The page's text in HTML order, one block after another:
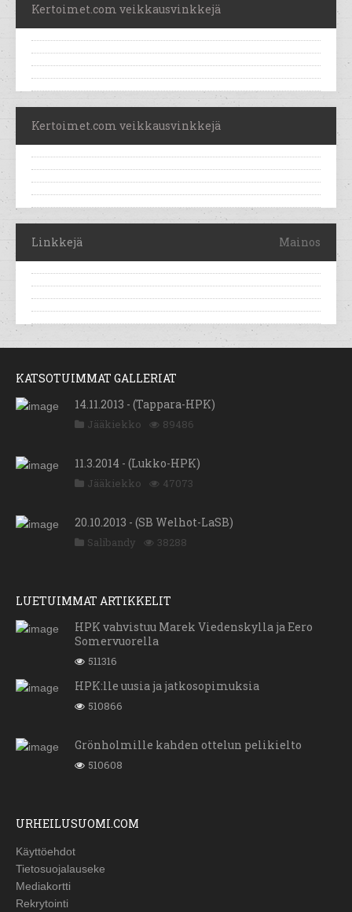
Kertoimet.com veikkausvinkkejä
Kertoimet.com veikkausvinkkejä
Linkkejä Mainos
KATSOTUIMMAT GALLERIAT
14.11.2013 - (Tappara-HPK)
Jääkiekko 89486
11.3.2014 - (Lukko-HPK)
Jääkiekko 47073
20.10.2013 - (SB Welhot-LaSB)
Salibandy 38288
LUETUIMMAT ARTIKKELIT
HPK vahvistuu Marek Viedenskylla ja Eero
Somervuorella
511316
HPK:lle uusia ja jatkosopimuksia
510866
Grönholmille kahden ottelun pelikielto
510608
URHEILUSUOMI.COM
Käyttöehdot
Tietosuojalauseke
Mediakortti
Rekrytointi